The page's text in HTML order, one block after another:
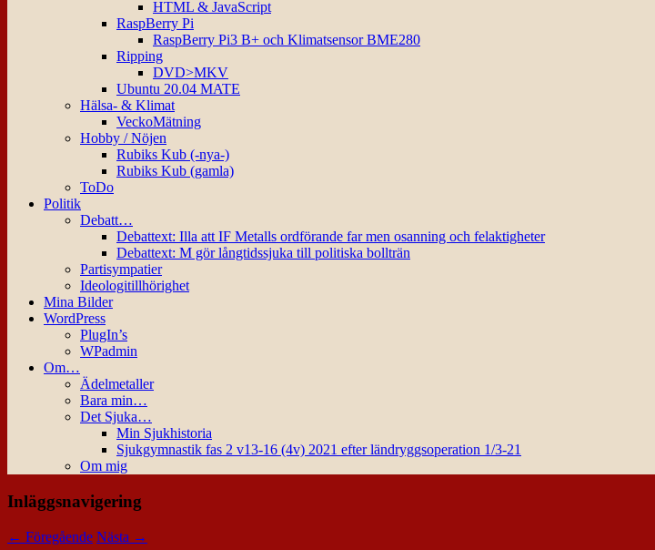
HTML & JavaScript
RaspBerry Pi
RaspBerry Pi3 B+ och Klimatsensor BME280
Ripping
DVD>MKV
Ubuntu 20.04 MATE
Hälsa- & Klimat
VeckoMätning
Hobby / Nöjen
Rubiks Kub (-nya-)
Rubiks Kub (gamla)
ToDo
Politik
Debatt…
Debattext: Illa att IF Metalls ordförande far men osanning och felaktigheter
Debattext: M gör långtidssjuka till politiska bollträn
Partisympatier
Ideologitillhörighet
Mina Bilder
WordPress
PlugIn’s
WPadmin
Om…
Ädelmetaller
Bara min…
Det Sjuka…
Min Sjukhistoria
Sjukgymnastik fas 2 v13-16 (4v) 2021 efter ländryggsoperation 1/3-21
Om mig
Inläggsnavigering
← Föregående Nästa →